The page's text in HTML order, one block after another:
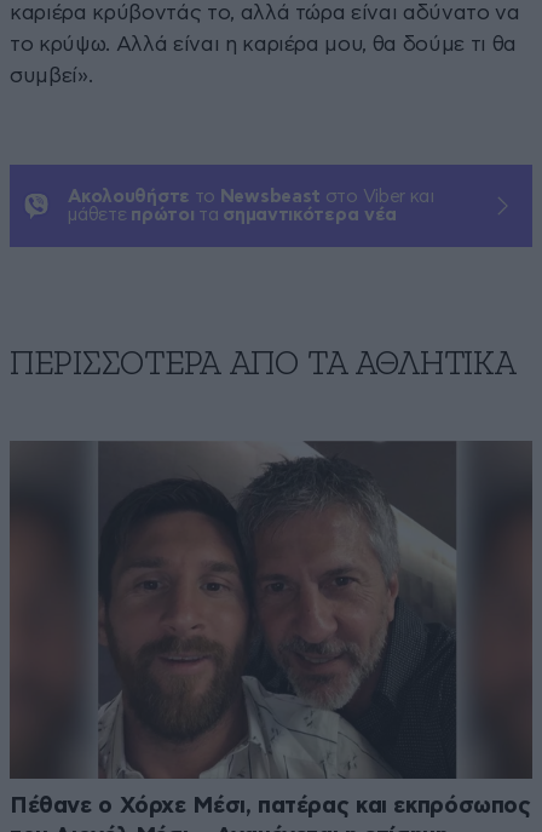
καριέρα κρύβοντάς το, αλλά τώρα είναι αδύνατο να
το κρύψω. Αλλά είναι η καριέρα μου, θα δούμε τι θα
συμβεί».
Ακολουθήστε το Newsbeast στο Viber και
μάθετε πρώτοι τα σημαντικότερα νέα
ΠΕΡΙΣΣΟΤΕΡΑ ΑΠΟ ΤA ΑΘΛΗΤΙΚΑ
Πέθανε ο Χόρχε Μέσι, πατέρας και εκπρόσωπος